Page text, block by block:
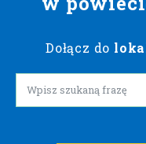
Dołącz do
Lorem ipsum